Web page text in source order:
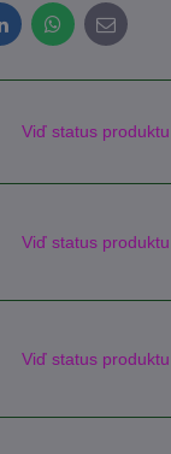
WhatsApp
E-
mail
Viď status produktu
Viď status produktu
Viď status produktu